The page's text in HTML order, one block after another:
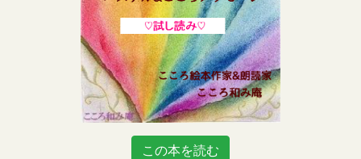
この本を読む